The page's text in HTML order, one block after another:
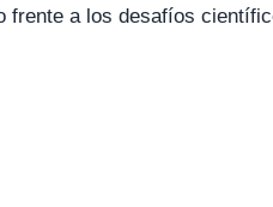
frente a los desafíos